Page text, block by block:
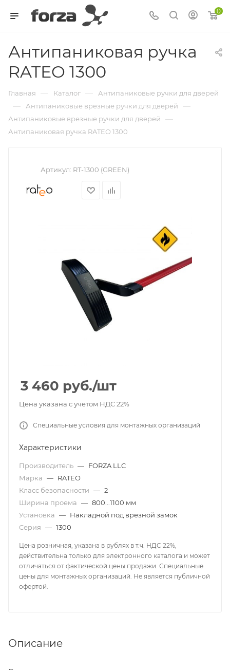
0
Антипаниковая ручка
RATEO 1300
Главная — Каталог — Антипаниковые ручки для дверей
— Антипаниковые врезные ручки для дверей —
Антипаниковые врезные ручки для дверей —
Антипаниковая ручка RATEO 1300
Артикул: RT-1300 (GREEN)
3 460 руб./шт
Цена указана с учетом НДС 22%
Специальные условия для монтажных организаций
Характеристики
Производитель — FORZA LLC
Марка — RATEO
Класс безопасности — 2
Ширина проема — 800...1100 мм
Установка — Накладной под врезной замок
Серия — 1300
Цена розничная, указана в рублях в т.ч. НДС 22%,
действительна только для электронного каталога и может
отличаться от фактической цены продажи. Специальные
цены для монтажных организаций. Не является публичной
офертой.
Описание